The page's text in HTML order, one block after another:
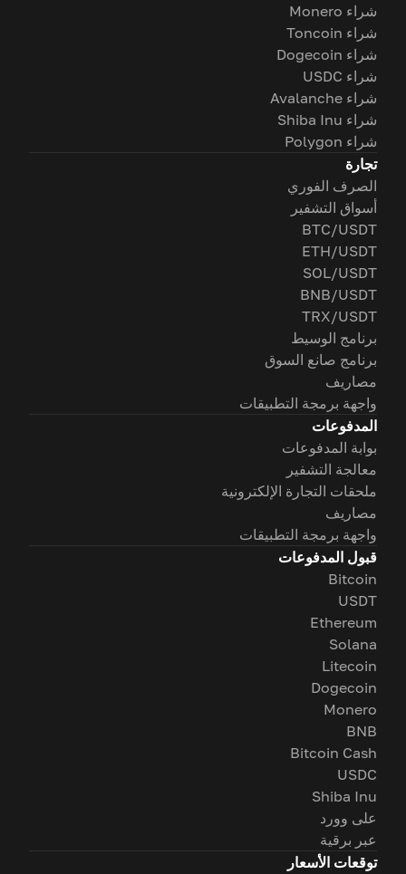
شراء Monero
شراء Toncoin
شراء Dogecoin
شراء USDC
شراء Avalanche
شراء Shiba Inu
شراء Polygon
تجارة
الصرف الفوري
أسواق التشفير
BTC/USDT
ETH/USDT
SOL/USDT
BNB/USDT
TRX/USDT
برنامج الوسيط
برنامج صانع السوق
مصاريف
واجهة برمجة التطبيقات
المدفوعات
بوابة المدفوعات
معالجة التشفير
ملحقات التجارة الإلكترونية
مصاريف
واجهة برمجة التطبيقات
قبول المدفوعات
Bitcoin
USDT
Ethereum
Solana
Litecoin
Dogecoin
Monero
BNB
Bitcoin Cash
USDC
Shiba Inu
على وورد
عبر برقية
توقعات الأسعار